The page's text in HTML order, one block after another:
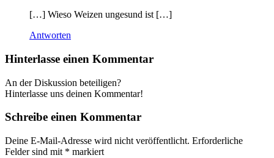
[…] Wieso Weizen ungesund ist […]
Antworten
Hinterlasse einen Kommentar
An der Diskussion beteiligen?
Hinterlasse uns deinen Kommentar!
Schreibe einen Kommentar
Deine E-Mail-Adresse wird nicht veröffentlicht. Erforderliche
Felder sind mit * markiert